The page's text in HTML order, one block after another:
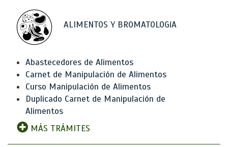
ALIMENTOS Y BROMATOLOGíA
Abastecedores de Alimentos
Carnet de Manipulación de Alimentos
Curso Manipulación de Alimentos
Duplicado Carnet de Manipulación de
Alimentos
MÁS TRÁMITES